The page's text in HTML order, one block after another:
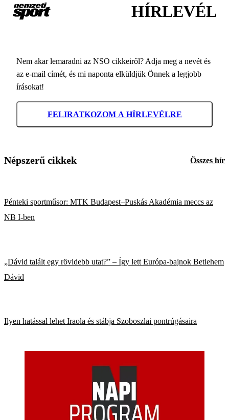
HÍRLEVÉL
Nem akar lemaradni az NSO cikkeiről? Adja meg a nevét és
az e-mail címét, és mi naponta elküldjük Önnek a legjobb
írásokat!
FELIRATKOZOM A HÍRLEVÉLRE
Népszerű cikkek Összes hír
Pénteki sportműsor: MTK Budapest–Puskás Akadémia meccs az
NB I-ben
„Dávid talált egy rövidebb utat?” – Így lett Európa-bajnok Betlehem
Dávid
Ilyen hatással lehet Iraola és stábja Szoboszlai pontrúgásaira